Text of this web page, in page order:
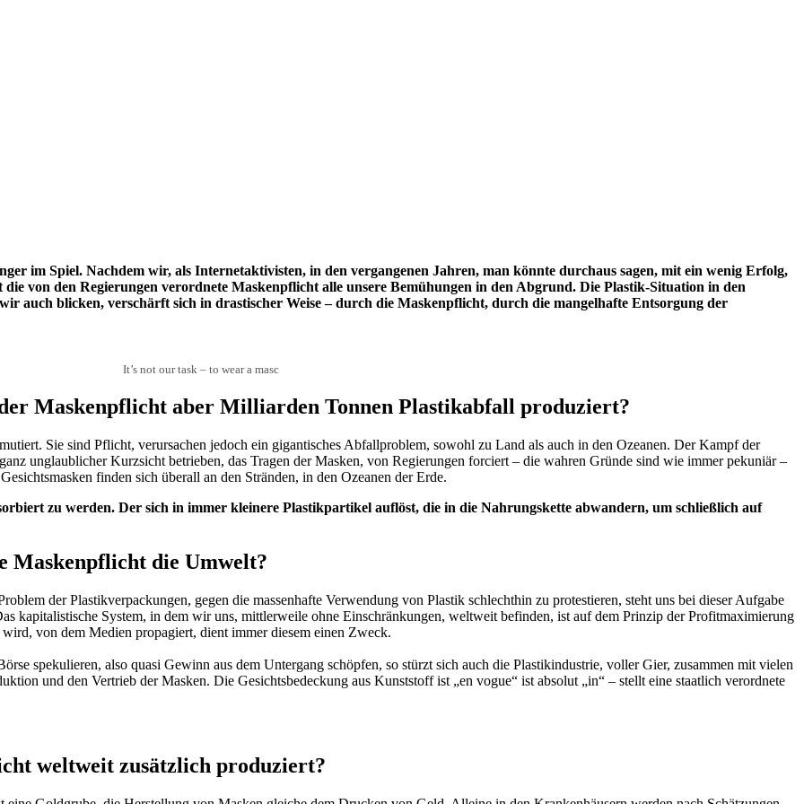
im Spiel. Nachdem wir, als Internetaktivisten, in den vergangenen Jahren, man könnte durchaus sagen, mit ein wenig Erfolg,
von den Regierungen verordnete Maskenpflicht alle unsere Bemühungen in den Abgrund. Die Plastik-Situation in den
auch blicken, verschärft sich in drastischer Weise – durch die Maskenpflicht, durch die mangelhafte Entsorgung der
It’s not our task – to wear a masc
Maskenpflicht aber Milliarden Tonnen Plastikabfall produziert?
Sie sind Pflicht, verursachen jedoch ein gigantisches Abfallproblem, sowohl zu Land als auch in den Ozeanen. Der Kampf der
unglaublicher Kurzsicht betrieben, das Tragen der Masken, von Regierungen forciert – die wahren Gründe sind wie immer pekuniär –
finden sich überall an den Stränden, in den Ozeanen der Erde.
zu werden. Der sich in immer kleinere Plastikpartikel auflöst, die in die Nahrungskette abwandern, um schließlich auf
Maskenpflicht die Umwelt?
der Plastikverpackungen, gegen die massenhafte Verwendung von Plastik schlechthin zu protestieren, steht uns bei dieser Aufgabe
kapitalistische System, in dem wir uns, mittlerweile ohne Einschränkungen, weltweit befinden, ist auf dem Prinzip der Profitmaximierung
von dem Medien propagiert, dient immer diesem einen Zweck.
spekulieren, also quasi Gewinn aus dem Untergang schöpfen, so stürzt sich auch die Plastikindustrie, voller Gier, zusammen mit vielen
und den Vertrieb der Masken. Die Gesichtsbedeckung aus Kunststoff ist „en vogue“ ist absolut „in“ – stellt eine staatlich verordnete
weltweit zusätzlich produziert?